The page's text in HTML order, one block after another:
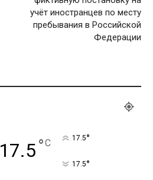
учёт иностранцев по месту
пребывания в Российской
Федерации
17.5°C 17.5°
17.5°